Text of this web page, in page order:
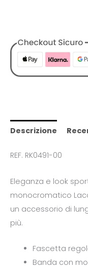
Descrizione
REF. RK0491-00
Eleganza e look
monocromatico
un accessorio di
più.
Fascetta
Banda con